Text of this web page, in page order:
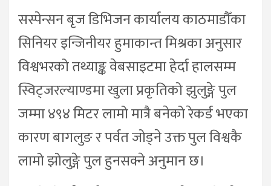
सस्पेन्सन बृज डिभिजन कार्यालय काठमाडौँका
सिनियर इन्जिनीयर हुमाकान्त मिश्रका अनुसार
विश्वभरको तथ्याङ्क वेबसाइटमा हेर्दा हालसम्म
स्विट्जरल्याण्डमा खुला प्रकृतिको झुलुङ्गे पुल
जम्मा ४९४ मिटर लामो मात्रै बनेको रेकर्ड भएका
कारण बागलुङ र पर्वत जोड्ने उक्त पुल विश्वकै
लामो झोलुङ्गे पुल हुनसक्ने अनुमान छ।